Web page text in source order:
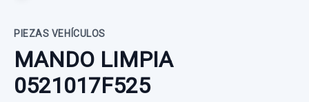
PIEZAS VEHÍCULOS
MANDO LIMPIA
0521017F525